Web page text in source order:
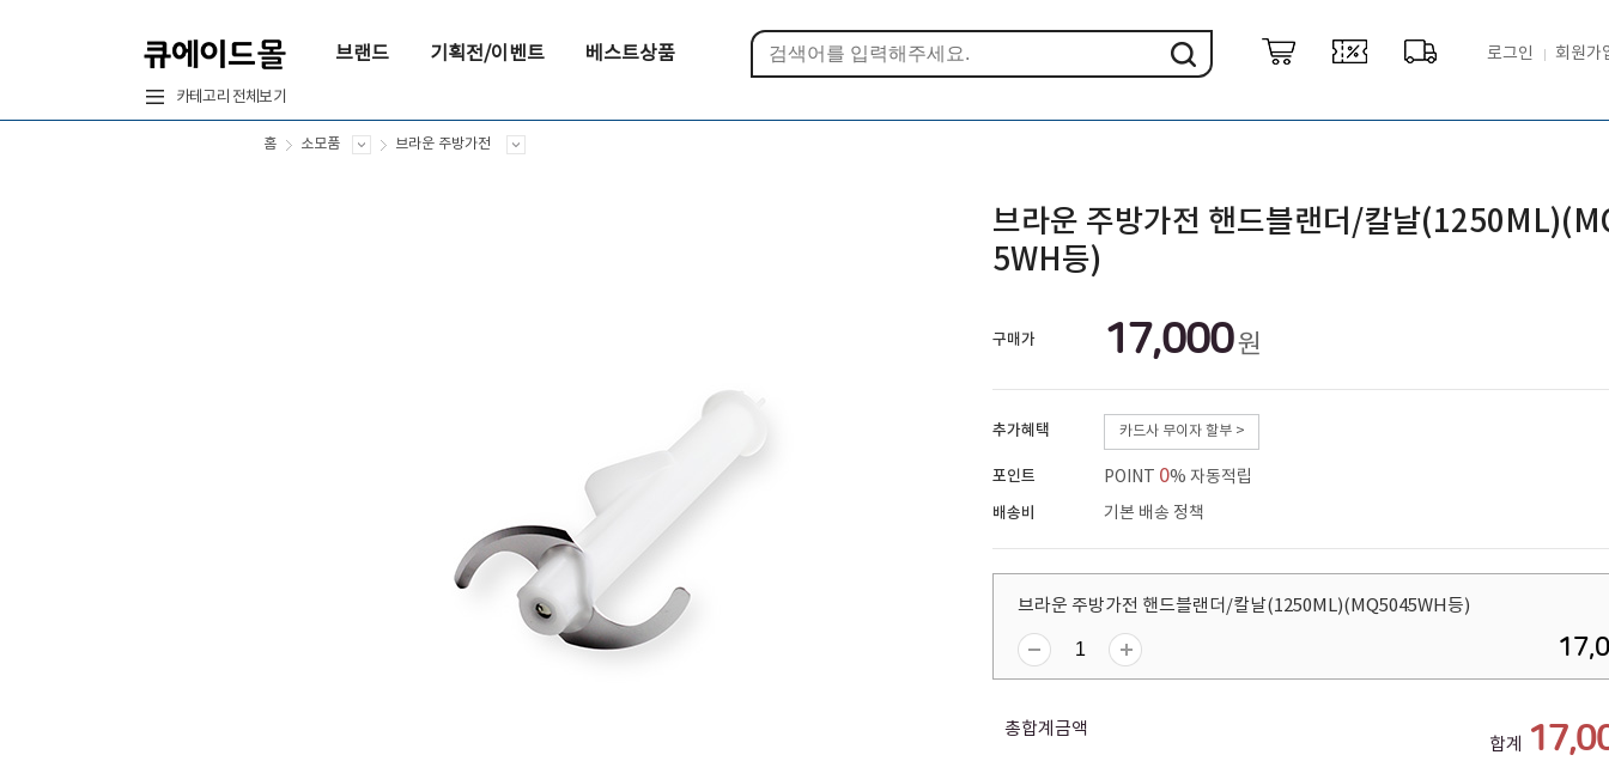
브랜드 기획전/이벤트 베스트상품 로그인 회원가
카테고리 전체보기
홈 소모품 브라운 주방가전
브라운 주방가전 핸드블랜더/칼날
5WH등)
구매가 17,000원
추가혜택 카드사 무이자 할부 >
포인트 POINT 0% 자동적립
배송비
기본 배송 정책
브라운 주방가전 핸드블랜더/칼날(1250ML)(MQ5045WH등)
총합계금액
합계